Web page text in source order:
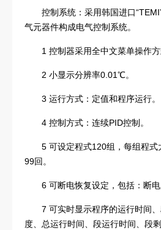
控制系统：采用韩国进口
气元器件构成电气控制系统。
1 控制器采用全中文菜单操作方
2 小显示分辨率0.01℃。
3 运行方式：定值和程序运行。
4 控制方式：连续PID控制。
5 可设定程式120组，每组程
99回。
6 可断电恢复设定，包括：断
7 可实时显示程序的运行时间
度、总运行时间、段运行时间、段